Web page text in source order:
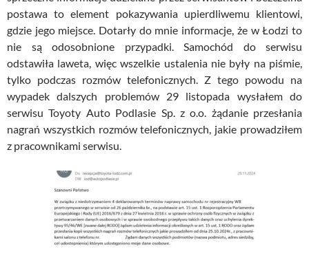
postawa to element pokazywania upierdliwemu klientowi,
gdzie jego miejsce. Dotarły do mnie informacje, że w Łodzi to
nie są odosobnione przypadki. Samochód do serwisu
odstawiła laweta, więc wszelkie ustalenia nie były na piśmie,
tylko podczas rozmów telefonicznych. Z tego powodu na
wypadek dalszych problemów 29 listopada wysłałem do
serwisu Toyoty Auto Podlasie Sp. z o.o. żądanie przesłania
nagrań wszystkich rozmów telefonicznych, jakie prowadziłem
z pracownikami serwisu.